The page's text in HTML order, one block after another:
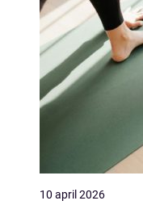
10 april 2026